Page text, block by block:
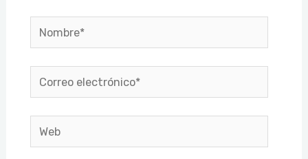
Nombre*
Correo
electrónico*
Web